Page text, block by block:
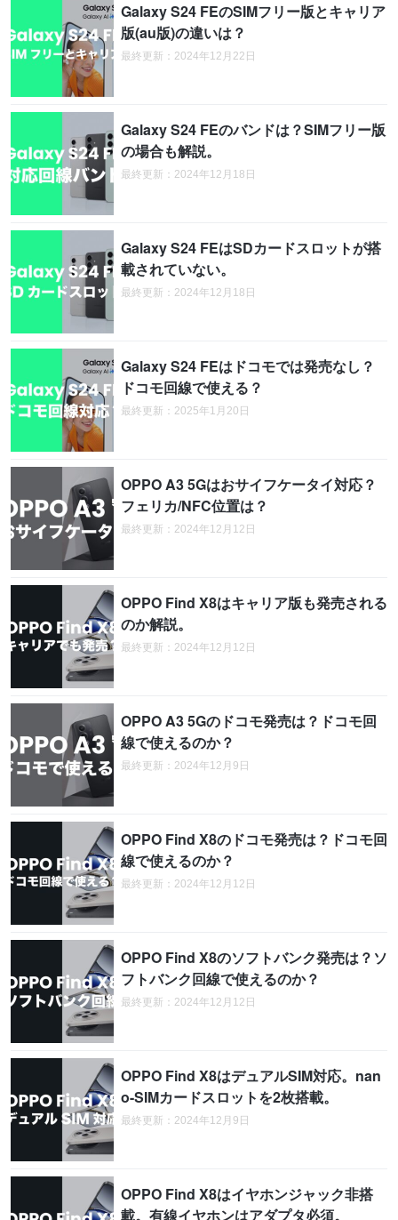
Galaxy S24 FEのSIMフリー版とキャリア
版(au版)の違いは？
最終更新：2024年12月22日
Galaxy S24 FEのバンドは？SIMフリー版
の場合も解説。
最終更新：2024年12月18日
Galaxy S24 FEはSDカードスロットが搭
載されていない。
最終更新：2024年12月18日
Galaxy S24 FEはドコモでは発売なし？
ドコモ回線で使える？
最終更新：2025年1月20日
OPPO A3 5Gはおサイフケータイ対応？
フェリカ/NFC位置は？
最終更新：2024年12月12日
OPPO Find X8はキャリア版も発売される
のか解説。
最終更新：2024年12月12日
OPPO A3 5Gのドコモ発売は？ドコモ回
線で使えるのか？
最終更新：2024年12月9日
OPPO Find X8のドコモ発売は？ドコモ回
線で使えるのか？
最終更新：2024年12月12日
OPPO Find X8のソフトバンク発売は？ソ
フトバンク回線で使えるのか？
最終更新：2024年12月12日
OPPO Find X8はデュアルSIM対応。nan
o-SIMカードスロットを2枚搭載。
最終更新：2024年12月9日
OPPO Find X8はイヤホンジャック非搭
載。有線イヤホンはアダプタ必須。